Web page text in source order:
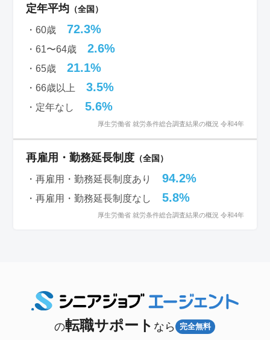
定年平均 （全国）
・60歳 72.3%
・61〜64歳 2.6%
・65歳 21.1%
・66歳以上 3.5%
・定年なし 5.6%
厚生労働省 就労条件総合調査結果の概況 令和4年
再雇用・勤務延長制度（全国）
・再雇用・勤務延長制度あり 94.2%
・再雇用・勤務延長制度なし 5.8%
厚生労働省 就労条件総合調査結果の概況 令和4年
の転職サポート なら 完全無料